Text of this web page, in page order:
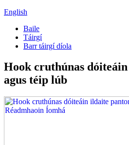
English
Baile
Táirgí
Barr táirgí díola
Hook cruthúnas
agus téip lúb